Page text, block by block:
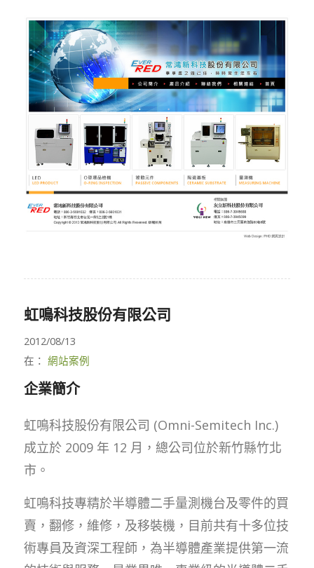
虹鳴科技股份有限公司
2012/08/13
在： 網站案例
企業簡介
虹鳴科技股份有限公司 (Omni-Semitech Inc.)
成立於 2009 年 12 月，總公司位於新竹縣竹北
市。
虹鳴科技專精於半導體二手量測機台及零件的買
賣，翻修，維修，及移裝機，目前共有十多位技
術專員及資深工程師，為半導體產業提供第一流